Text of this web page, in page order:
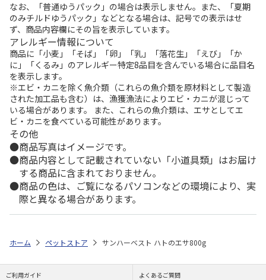
なお、「普通ゆうパック」の場合は表示しません。また、「夏期
のみチルドゆうパック」などとなる場合は、記号での表示はせ
ず、商品内容欄にその旨を表示しています。
アレルギー情報について
商品に「小麦」「そば」「卵」「乳」「落花生」「えび」「か
に」「くるみ」のアレルギー特定8品目を含んでいる場合に品目名
を表示します。
※エビ・カニを除く魚介類（これらの魚介類を原材料として製造
された加工品も含む）は、漁獲漁法によりエビ・カニが混じって
いる場合があります。 また、これらの魚介類は、エサとしてエ
ビ・カニを食べている可能性があります。
その他
商品写真はイメージです。
商品内容として記載されていない「小道具類」はお届け
する商品に含まれておりません。
商品の色は、ご覧になるパソコンなどの環境により、実
際と異なる場合があります。
ホーム ペットストア サンハーベスト ハトのエサ800g
ご利用ガイド よくあるご質問